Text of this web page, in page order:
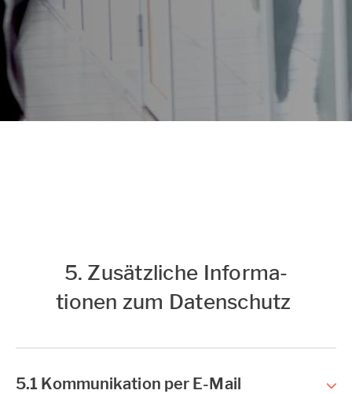
5. Zu­sätz­li­che In­for­ma­
tio­nen zum Da­ten­schutz ​
5.1 Kommunikation per E-Mail